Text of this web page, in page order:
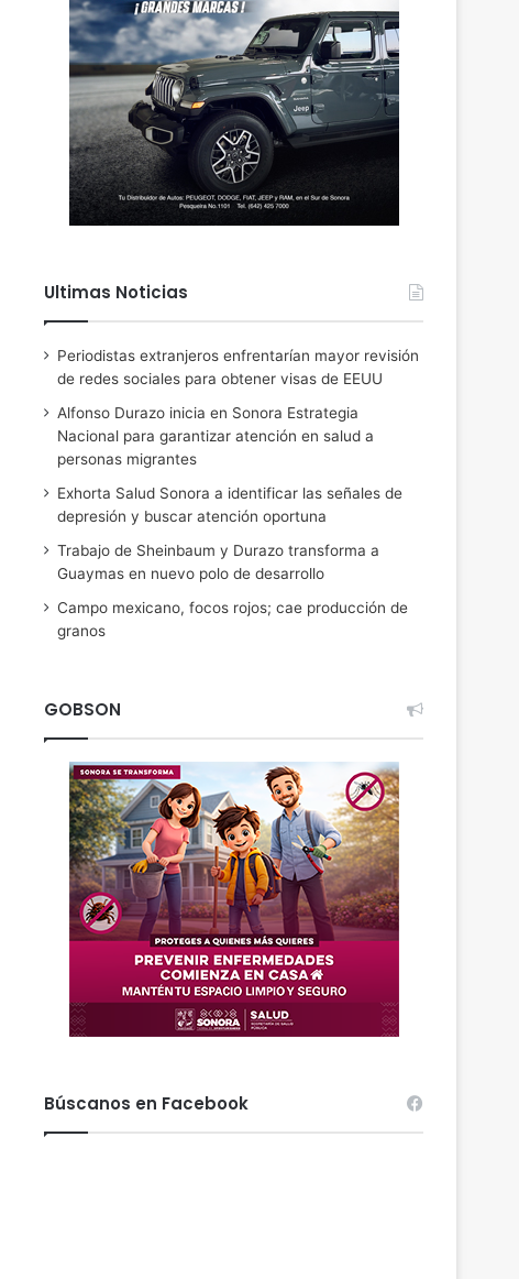
Ultimas Noticias
Periodistas extranjeros enfrentarían mayor revisión
de redes sociales para obtener visas de EEUU
Alfonso Durazo inicia en Sonora Estrategia
Nacional para garantizar atención en salud a
personas migrantes
Exhorta Salud Sonora a identificar las señales de
depresión y buscar atención oportuna
Trabajo de Sheinbaum y Durazo transforma a
Guaymas en nuevo polo de desarrollo
Campo mexicano, focos rojos; cae producción de
granos
GOBSON
Búscanos en Facebook